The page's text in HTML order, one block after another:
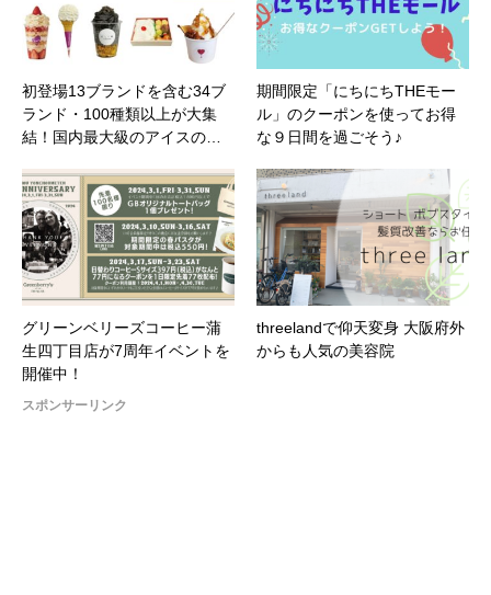
初登場13ブランドを含む34ブ
ランド・100種類以上が大集
結！国内最大級のアイスの…
期間限定「にちにちTHEモー
ル」のクーポンを使ってお得
な９日間を過ごそう♪
グリーンベリーズコーヒー蒲
生四丁目店が7周年イベントを
開催中！
threelandで仰天変身 大阪府外
からも人気の美容院
スポンサーリンク